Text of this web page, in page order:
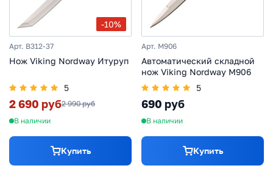
-10%
Арт. B312-37
Нож Viking Nordway Итуруп
5
2 690 руб2 990 руб
В наличии
Купить
Арт. M906
Автоматический складной
нож Viking Nordway M906
5
690 руб
В наличии
Купить